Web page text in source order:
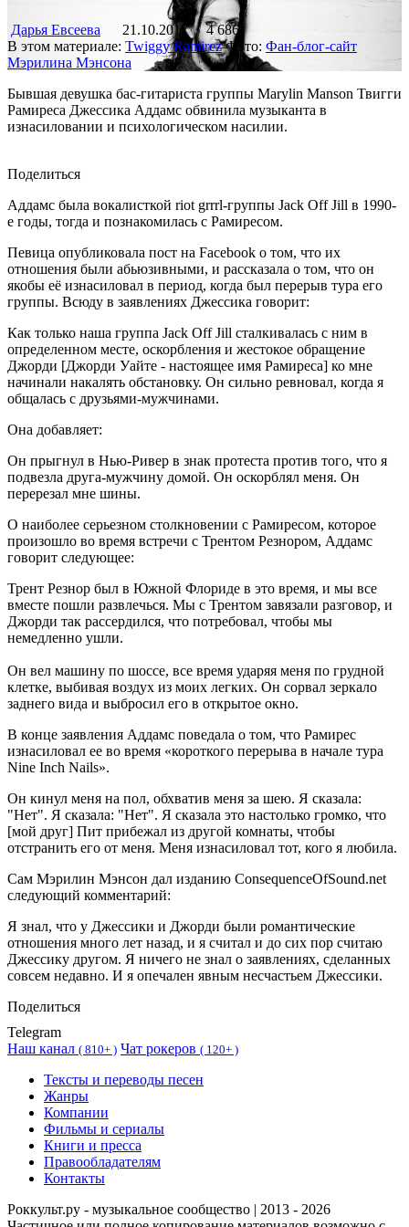
Дарья Евсеева 21.10.2017
4 686
В этом материале: Twiggy Ramirez Фото: Фан-блог-сайт
Мэрилина Мэнсона
Бывшая девушка бас-гитариста группы Marylin Manson Твигги
Рамиреса Джессика Аддамс обвинила музыканта в
изнасиловании и психологическом насилии.
Поделиться
Аддамс была вокалисткой riot grrrl-группы Jack Off Jill в 1990-
е годы, тогда и познакомилась с Рамиресом.
Певица опубликовала пост на Facebook о том, что их
отношения были абьюзивными, и рассказала о том, что он
якобы её изнасиловал в период, когда был перерыв тура его
группы. Всюду в заявлениях Джессика говорит:
Как только наша группа Jack Off Jill сталкивалась с ним в
определенном месте, оскорбления и жестокое обращение
Джорди [Джорди Уайте - настоящее имя Рамиреса] ко мне
начинали накалять обстановку. Он сильно ревновал, когда я
общалась с друзьями-мужчинами.
Она добавляет:
Он прыгнул в Нью-Ривер в знак протеста против того, что я
подвезла друга-мужчину домой. Он оскорблял меня. Он
перерезал мне шины.
О наиболее серьезном столкновении с Рамиресом, которое
произошло во время встречи с Трентом Резнором, Аддамс
говорит следующее:
Трент Резнор был в Южной Флориде в это время, и мы все
вместе пошли развлечься. Мы с Трентом завязали разговор, и
Джорди так рассердился, что потребовал, чтобы мы
немедленно ушли.
Он вел машину по шоссе, все время ударяя меня по грудной
клетке, выбивая воздух из моих легких. Он сорвал зеркало
заднего вида и выбросил его в открытое окно.
В конце заявления Аддамс поведала о том, что Рамирес
изнасиловал ее во время «короткого перерыва в начале тура
Nine Inch Nails».
Он кинул меня на пол, обхватив меня за шею. Я сказала:
"Нет". Я сказала: "Нет". Я сказала это настолько громко, что
[мой друг] Пит прибежал из другой комнаты, чтобы
отстранить его от меня. Меня изнасиловал тот, кого я любила.
Сам Мэрилин Мэнсон дал изданию ConsequenceOfSound.net
следующий комментарий:
Я знал, что у Джессики и Джорди были романтические
отношения много лет назад, и я считал и до сих пор считаю
Джессику другом. Я ничего не знал о заявлениях, сделанных
совсем недавно. И я опечален явным несчастьем Джессики.
Поделиться
Telegram
Наш канал ( 810+ ) Чат рокеров ( 120+ )
Тексты и переводы песен
Жанры
Компании
Фильмы и сериалы
Книги и пресса
Правообладателям
Контакты
Роккульт.ру - музыкальное сообщество | 2013 - 2026